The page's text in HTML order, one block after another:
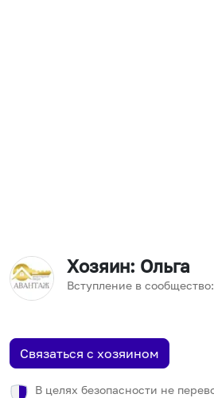
Хозяин: Ольга
Вступление в сообщество:
Связаться с хозяином
В целях безопасности не